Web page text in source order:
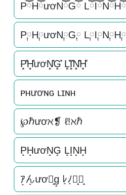
PཽHཽươNཽGཽ LཽIཽNཽHཽ
P༙H༙ươN༙G༙ L༙I༙N༙H༙
P͓̽H͓̽ươN͓̽G͓̽ L͓̽I͓̽N͓̽H͓̽
ᴘʜươɴɢ ʟɪɴʜ
℘ℏươℵ❡ ℓ!ℵℏ
P̝H̝ươN̝G̝ L̝I̝N̝H̝
ｱ̝ん̝ươ刀̝g̝ ﾚ̝ﾉ̝刀̝ん̝